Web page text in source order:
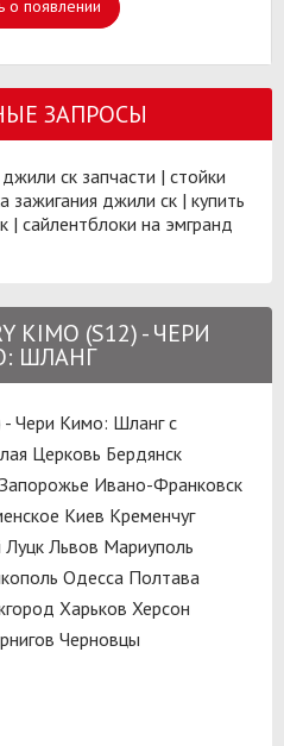
о появлении
ЗАПРОСЫ
джили ск запчасти | стойки
зажигания джили ск | купить
| сайлентблоки на эмгранд
KIMO (S12) - ЧЕРИ
ШЛАНГ
- Чери Кимо: Шланг с
Церковь Бердянск
Запорожье Ивано-Франковск
Киев Кременчуг
Луцк Львов Мариуполь
Одесса Полтава
Харьков Херсон
Черновцы